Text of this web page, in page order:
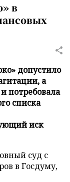
в
допустило
а
потребовала
списка
иск
суд с
в Госдуму,